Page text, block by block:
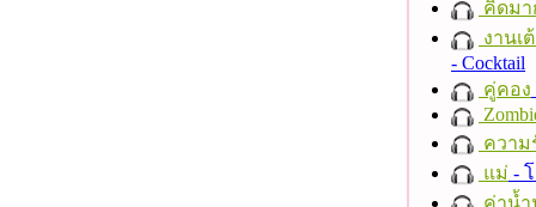
คิดมา
งานเ
- Cocktail
คู่คอง
ความ
แม่ -
ค่าน้